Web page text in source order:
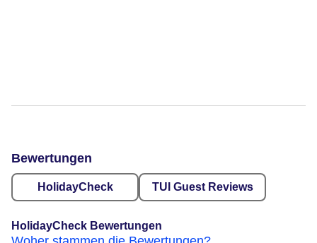
Bewertungen
HolidayCheck TUI Guest Reviews
HolidayCheck Bewertungen